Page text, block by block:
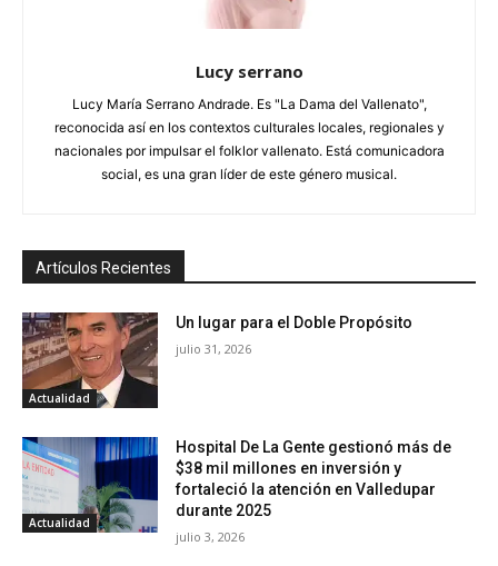
Lucy serrano
Lucy María Serrano Andrade. Es "La Dama del Vallenato",
reconocida así en los contextos culturales locales, regionales y
nacionales por impulsar el folklor vallenato. Está comunicadora
social, es una gran líder de este género musical.
Artículos Recientes
Actualidad
Un lugar para el Doble Propósito
julio 31, 2026
Actualidad
Hospital De La Gente gestionó más de
$38 mil millones en inversión y
fortaleció la atención en Valledupar
durante 2025
julio 3, 2026